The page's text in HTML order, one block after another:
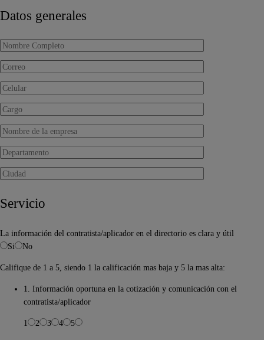
Datos generales
Servicio
La información del contratista/aplicador en el directorio es clara y útil
Si
No
Califique de 1 a 5, siendo 1 la calificación mas baja y 5 la mas alta:
1. Información oportuna en la cotización y comunicación con el
contratista/aplicador
1 2 3 4 5